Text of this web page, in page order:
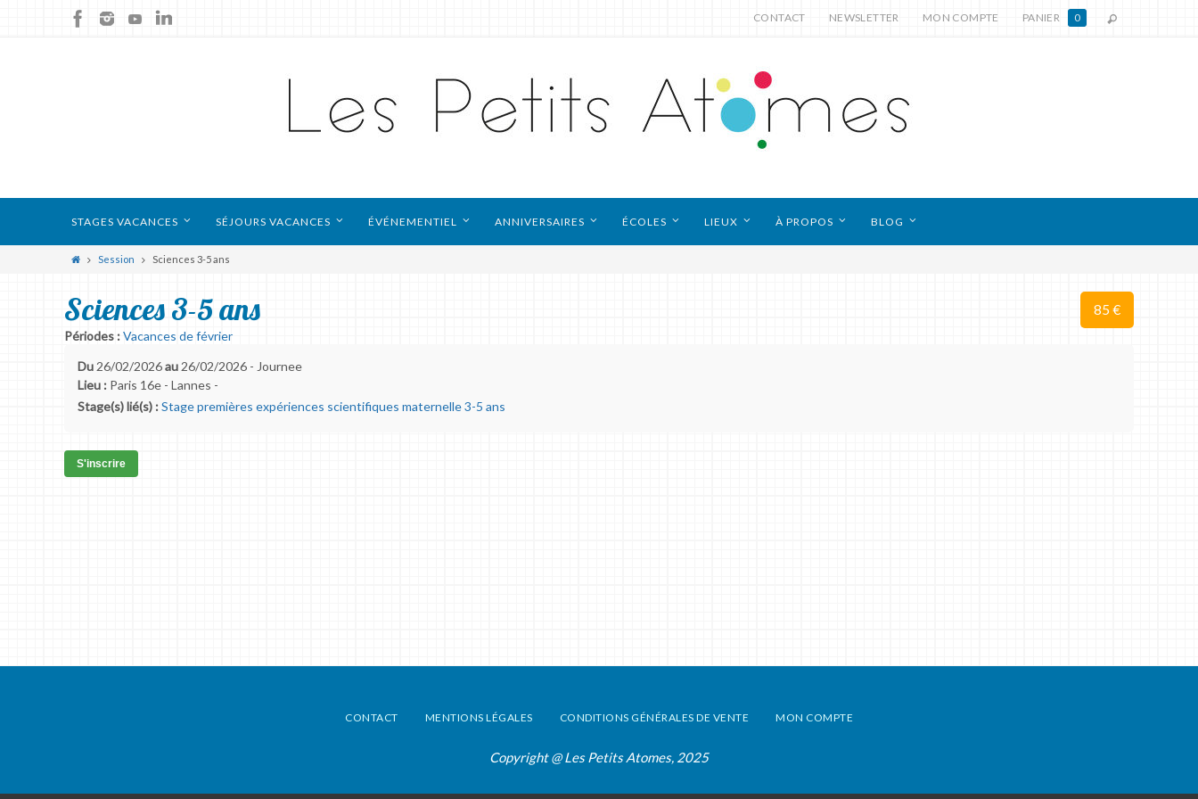
CONTACT NEWSLETTER MON COMPTE PANIER 0
STAGES VACANCES SÉJOURS VACANCES ÉVÉNEMENTIEL ANNIVERSAIRES ÉCOLES LIEUX À PROPOS BLOG
Session Sciences 3-5 ans
85 €
Sciences 3-5 ans
Périodes :Vacances de février
Du 26/02/2026au 26/02/2026 - Journee
Lieu : Paris 16e - Lannes -
Stage(s) lié(s) :Stage premières expériences scientifiques maternelle 3-5 ans
S'inscrire
CONTACT MENTIONS LÉGALES CONDITIONS GÉNÉRALES DE VENTE MON COMPTE
Copyright @ Les Petits Atomes, 2025